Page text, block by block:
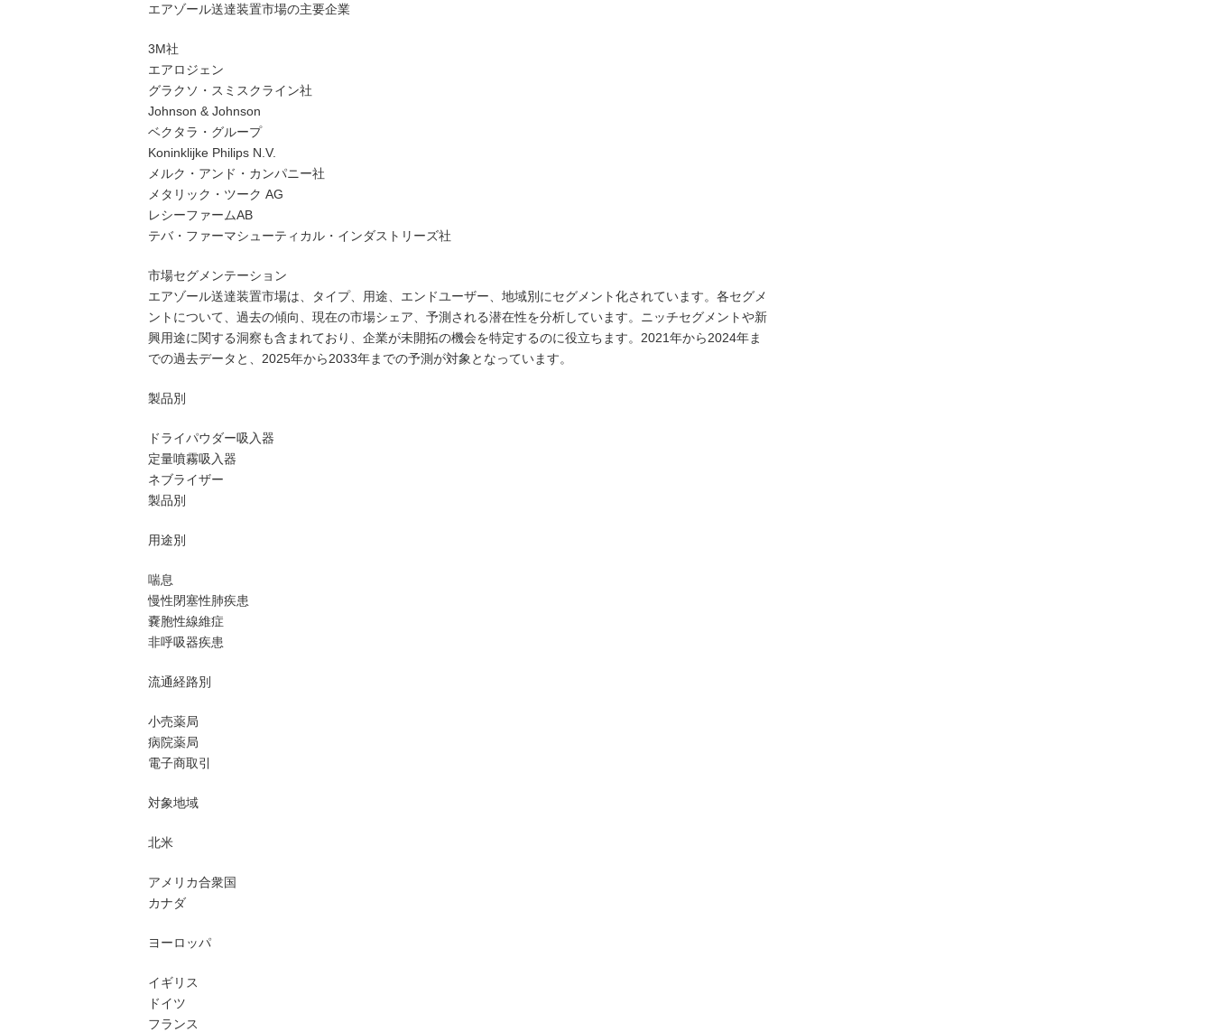
エアゾール送達装置市場の主要企業
3M社
エアロジェン
グラクソ・スミスクライン社
Johnson & Johnson
ベクタラ・グループ
Koninklijke Philips N.V.
メルク・アンド・カンパニー社
メタリック・ツーク AG
レシーファームAB
テバ・ファーマシューティカル・インダストリーズ社
市場セグメンテーション
エアゾール送達装置市場は、タイプ、用途、エンドユーザー、地域別にセグメント化されています。各セグメ
ントについて、過去の傾向、現在の市場シェア、予測される潜在性を分析しています。ニッチセグメントや新
興用途に関する洞察も含まれており、企業が未開拓の機会を特定するのに役立ちます。2021年から2024年ま
での過去データと、2025年から2033年までの予測が対象となっています。
製品別
ドライパウダー吸入器
定量噴霧吸入器
ネブライザー
製品別
用途別
喘息
慢性閉塞性肺疾患
嚢胞性線維症
非呼吸器疾患
流通経路別
小売薬局
病院薬局
電子商取引
対象地域
北米
アメリカ合衆国
カナダ
ヨーロッパ
イギリス
ドイツ
フランス